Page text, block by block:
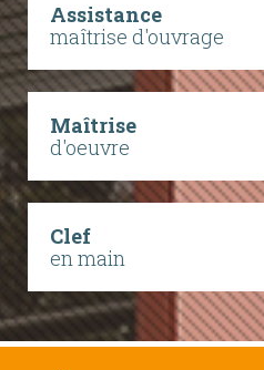
Assistance
maîtrise d'ouvrage
Maîtrise
d'oeuvre
Clef
en main